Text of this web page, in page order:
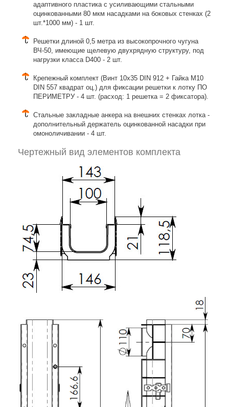
адаптивного пластика с усиливающими стальными
оцинкованными 80 мкм насадками на боковых стенках (2
шт.*1000 мм) - 1 шт.
Решетки длиной 0,5 метра из высокопрочного чугуна
ВЧ-50, имеющие щелевую двухрядную структуру, под
нагрузки класса D400 - 2 шт.
Крепежный комплект (Винт 10х35 DIN 912 + Гайка М10
DIN 557 квадрат оц.) для фиксации решетки к лотку ПО
ПЕРИМЕТРУ - 4 шт. (расход: 1 решетка = 2 фиксатора).
Стальные закладные анкера на внешних стенках лотка -
дополнительный держатель оцинкованной насадки при
омоноличивании - 4 шт.
Чертежный вид элементов комплекта